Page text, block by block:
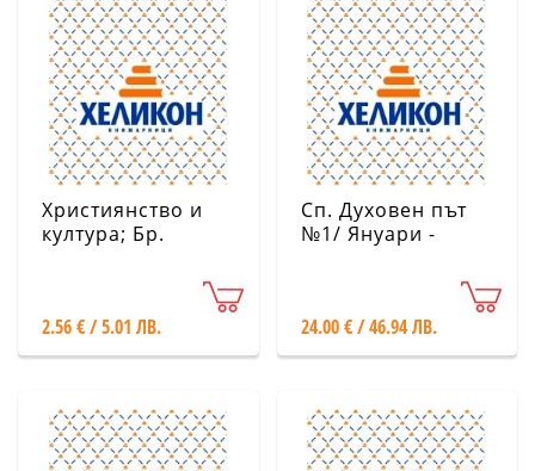
Християнство и
култура; Бр.
2.56 € / 5.01 ЛВ.
Сп. Духовен път
№1/ Януари -
24.00 € / 46.94 ЛВ.